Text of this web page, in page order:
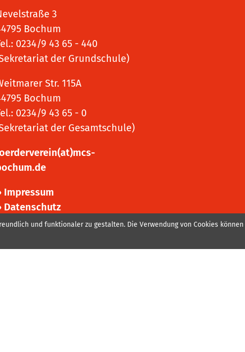
3
Bochum
0234/9 43 65 - 440
der Grundschule)
Str. 115A
Bochum
0234/9 43 65 - 0
der Gesamtschule)
Impressum
Datenschutz
und funktionaler zu gestalten. Die Verwendung von Cookies